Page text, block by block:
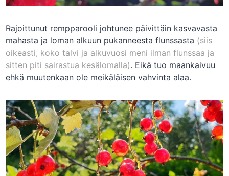
Rajoittunut rempparooli johtunee päivittäin kasvavasta
mahasta ja loman alkuun pukanneesta flunssasta (siis
oikeasti, koko talvi ja alkuvuosi meni ilman flunssaa ja
sitten piti sairastua kesälomalla). Eikä tuo maankaivuu
ehkä muutenkaan ole meikäläisen vahvinta alaa.